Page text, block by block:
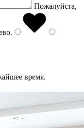
Пожалуйста,
.
время.